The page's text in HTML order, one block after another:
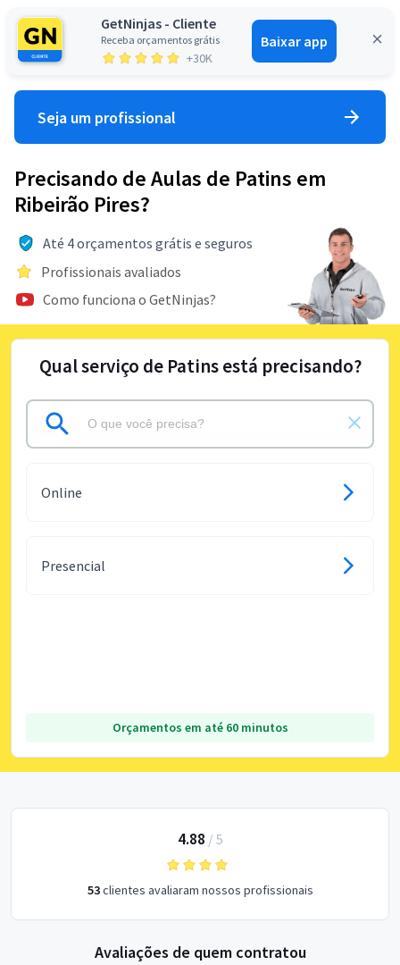
GetNinjas - Cliente
Receba orçamentos grátis
+30K
Baixar app
Entrar
Seja um profissional
Precisando de Aulas de Patins em
Ribeirão Pires?
Até 4 orçamentos grátis e seguros
Profissionais avaliados
Como funciona o GetNinjas?
Qual serviço de Patins está precisando?
Online
Presencial
Orçamentos em até 60 minutos
4.88 / 5
53clientes avaliaram nossos profissionais
Avaliações de quem contratou